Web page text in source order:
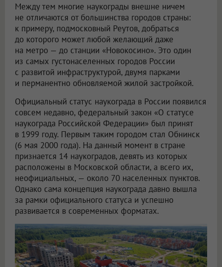
Между тем многие наукограды внешне ничем
не отличаются от большинства городов страны:
к примеру, подмосковный Реутов, добраться
до которого может любой желающий даже
на метро — до станции «Новокосино». Это один
из самых густонаселенных городов России
с развитой инфраструктурой, двумя парками
и перманентно обновляемой жилой застройкой.
Официальный статус наукограда в России появился
совсем недавно, федеральный закон «О статусе
наукограда Российской Федерации» был принят
в 1999 году. Первым таким городом стал Обнинск
(6 мая 2000 года). На данный момент в стране
признается 14 наукоградов, девять из которых
расположены в Московской области, а всего их,
неофициальных, — около 70 населенных пунктов.
Однако сама концепция наукограда давно вышла
за рамки официального статуса и успешно
развивается в современных форматах.